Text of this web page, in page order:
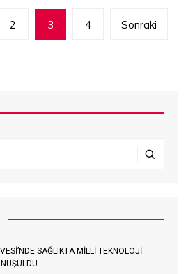
2 3 4 Sonraki
SAĞLIKTA MİLLİ TEKNOLOJİ